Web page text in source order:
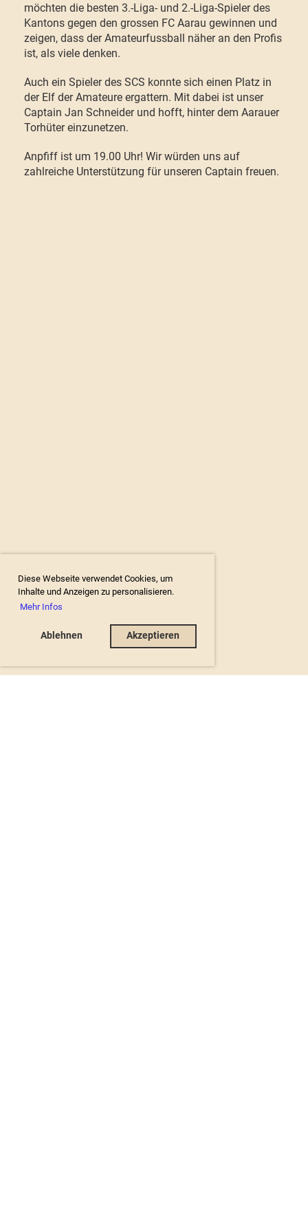
Diese Webseite verwendet Cookies, um
Inhalte und Anzeigen zu personalisieren.
Mehr Infos
Ablehnen Akzeptieren
möchten die besten 3.-Liga- und 2.-Liga-Spieler des
Kantons gegen den grossen FC Aarau gewinnen und
zeigen, dass der Amateurfussball näher an den Profis
ist, als viele denken.
Auch ein Spieler des SCS konnte sich einen Platz in
der Elf der Amateure ergattern. Mit dabei ist unser
Captain Jan Schneider und hofft, hinter dem Aarauer
Torhüter einzunetzen.
Anpfiff ist um 19.00 Uhr! Wir würden uns auf
zahlreiche Unterstützung für unseren Captain freuen.